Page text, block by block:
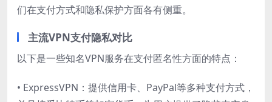
们在支付方式和隐私保护方面各有侧重。
主流VPN支付隐私对比
以下是一些知名VPN服务在支付匿名性方面的特点：
• ExpressVPN：提供信用卡、PayPal等多种支付方式，